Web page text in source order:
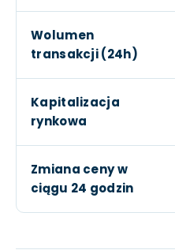
Wolumen
transakcji (24h)
Kapitalizacja
rynkowa
Zmiana ceny w
ciągu 24 godzin